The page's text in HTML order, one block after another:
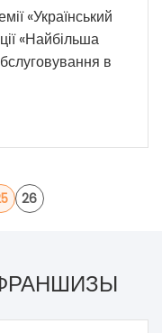
«Український
«Найбільша
в
26